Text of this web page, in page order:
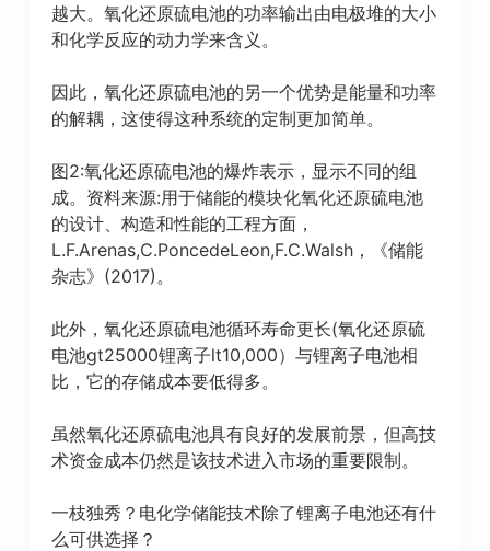
越大。氧化还原硫电池的功率输出由电极堆的大小
和化学反应的动力学来含义。
因此，氧化还原硫电池的另一个优势是能量和功率
的解耦，这使得这种系统的定制更加简单。
图2:氧化还原硫电池的爆炸表示，显示不同的组
成。资料来源:用于储能的模块化氧化还原硫电池
的设计、构造和性能的工程方面，
L.F.Arenas,C.PoncedeLeon,F.C.Walsh，《储能
杂志》(2017)。
此外，氧化还原硫电池循环寿命更长(氧化还原硫
电池gt25000锂离子lt10,000）与锂离子电池相
比，它的存储成本要低得多。
虽然氧化还原硫电池具有良好的发展前景，但高技
术资金成本仍然是该技术进入市场的重要限制。
一枝独秀？电化学储能技术除了锂离子电池还有什
么可供选择？